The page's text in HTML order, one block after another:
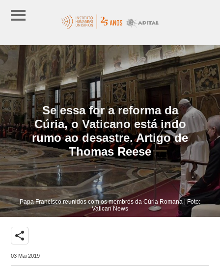
Se essa for a reforma da
Cúria, o Vaticano está indo
rumo ao desastre. Artigo de
Thomas Reese
Papa Francisco reunidos com os membros da Cúria Romana | Foto:
Vatican News
share
03 Mai 2019